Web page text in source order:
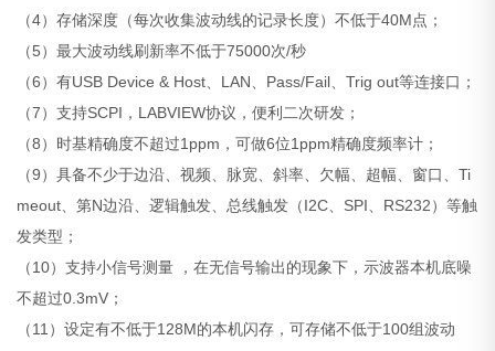
（4）存储深度（每次收集波动线的记录长度）不低于40M点；
（5）最大波动线刷新率不低于75000次/秒
（6）有USB Device & Host、LAN、Pass/Fail、Trig out等连接口；
（7）支持SCPI，LABVIEW协议，便利二次研发；
（8）时基精确度不超过1ppm，可做6位1ppm精确度频率计；
（9）具备不少于边沿、视频、脉宽、斜率、欠幅、超幅、窗口、Ti
meout、第N边沿、逻辑触发、总线触发（I2C、SPI、RS232）等触
发类型；
（10）支持小信号测量 ，在无信号输出的现象下，示波器本机底噪
不超过0.3mV；
（11）设定有不低于128M的本机闪存，可存储不低于100组波动